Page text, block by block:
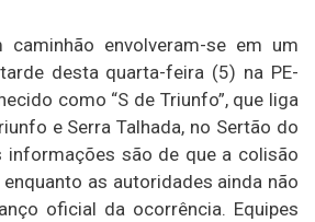
envolveram-se em um
desta quarta-feira (5) na PE-
como “S de Triunfo”, que liga
e Serra Talhada, no Sertão do
informações são de que a colisão
as autoridades ainda não
oficial da ocorrência. Equipes